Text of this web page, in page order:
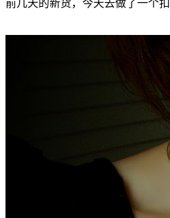
前几天的新货，今天去做了一个